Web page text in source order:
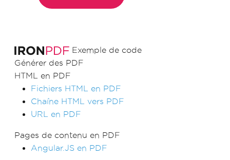
Exemple de code
Générer des PDF
HTML en PDF
Fichiers HTML en PDF
Chaîne HTML vers PDF
URL en PDF
Pages de contenu en PDF
Angular.JS en PDF